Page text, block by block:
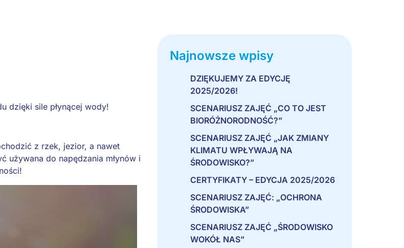
dzięki sile płynącej wody!
z rzek, jezior, a nawet
używana do napędzania młynów i
Najnowsze wpisy
DZIĘKUJEMY ZA EDYCJĘ
2025/2026!
SCENARIUSZ ZAJĘĆ „CO TO JEST
BIORÓŻNORODNOŚĆ?”
SCENARIUSZ ZAJĘĆ „JAK ZMIANY
KLIMATU WPŁYWAJĄ NA
ŚRODOWISKO?”
CERTYFIKATY – EDYCJA 2025/2026
SCENARIUSZ ZAJĘĆ: „OCHRONA
ŚRODOWISKA”
SCENARIUSZ ZAJĘĆ „ŚRODOWISKO
WOKÓŁ NAS”